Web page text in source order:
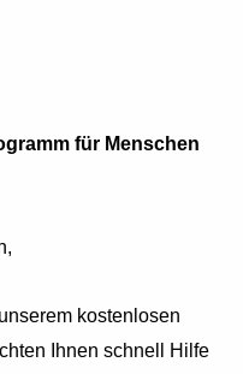
für Menschen
kostenlosen
Ihnen schnell Hilfe